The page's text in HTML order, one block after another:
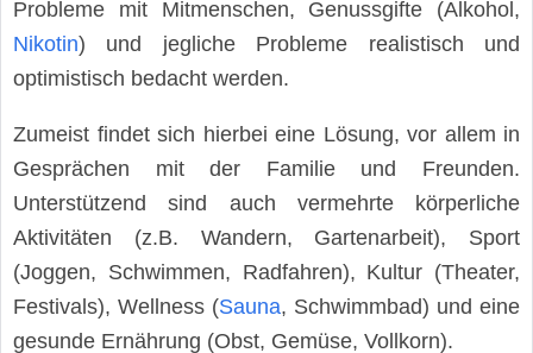
Probleme mit Mitmenschen, Genussgifte (Alkohol,
Nikotin) und jegliche Probleme realistisch und
optimistisch bedacht werden.
Zumeist findet sich hierbei eine Lösung, vor allem in
Gesprächen mit der Familie und Freunden.
Unterstützend sind auch vermehrte körperliche
Aktivitäten (z.B. Wandern, Gartenarbeit), Sport
(Joggen, Schwimmen, Radfahren), Kultur (Theater,
Festivals), Wellness (Sauna, Schwimmbad) und eine
gesunde Ernährung (Obst, Gemüse, Vollkorn).